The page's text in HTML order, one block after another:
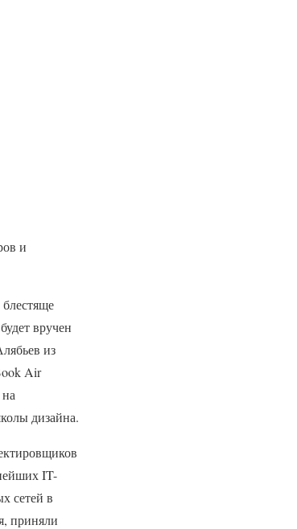
и
вручен
из
Air
дизайна.
IT-
сетей в
приняли